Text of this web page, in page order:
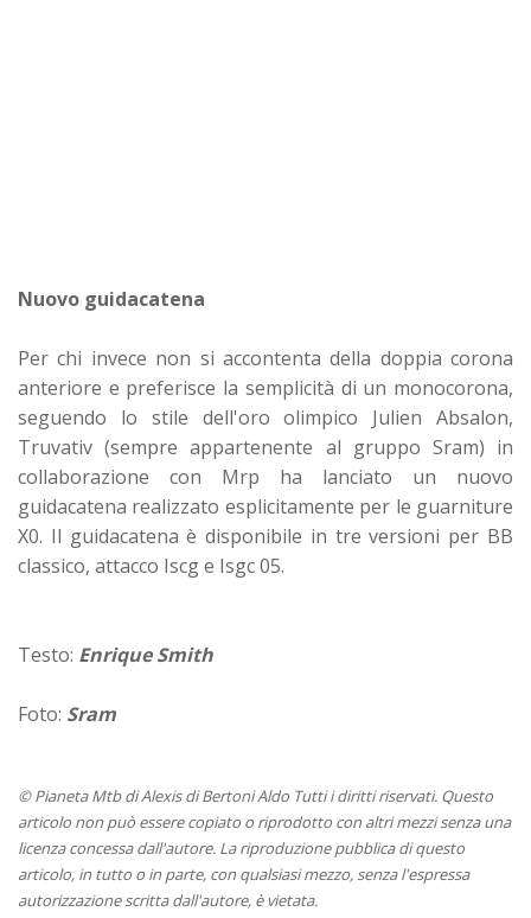
Nuovo guidacatena
Per chi invece non si accontenta della doppia corona
anteriore e preferisce la semplicità di un monocorona,
seguendo lo stile dell'oro olimpico Julien Absalon,
Truvativ (sempre appartenente al gruppo Sram) in
collaborazione con Mrp ha lanciato un nuovo
guidacatena realizzato esplicitamente per le guarniture
X0. Il guidacatena è disponibile in tre versioni per BB
classico, attacco Iscg e Isgc 05.
Testo: Enrique Smith
Foto: Sram
© Pianeta Mtb di Alexis di Bertoni Aldo Tutti i diritti riservati. Questo
articolo non può essere copiato o riprodotto con altri mezzi senza una
licenza concessa dall'autore. La riproduzione pubblica di questo
articolo, in tutto o in parte, con qualsiasi mezzo, senza l'espressa
autorizzazione scritta dall'autore, è vietata.